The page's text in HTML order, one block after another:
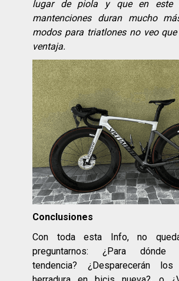
lugar de piola y que en este
mantenciones duran mucho
modos para triatlones no veo
ventaja.
Conclusiones
Con toda esta Info, no
preguntarnos: ¿Para
tendencia? ¿Desparecerán